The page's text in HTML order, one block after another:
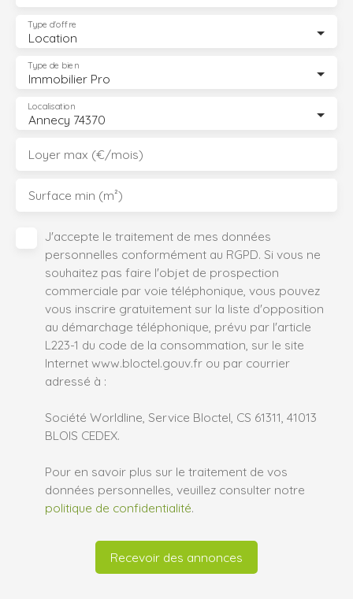
Location
Type d'offre
Immobilier Pro
Type de bien
Annecy 74370
Localisation
Loyer max (€/mois)
Surface min (m²)
J'accepte le traitement de mes données
personnelles conformément au RGPD. Si vous ne
souhaitez pas faire l'objet de prospection
commerciale par voie téléphonique, vous pouvez
vous inscrire gratuitement sur la liste d'opposition
au démarchage téléphonique, prévu par l'article
L223-1 du code de la consommation, sur le site
Internet www.bloctel.gouv.fr ou par courrier
adressé à :
Société Worldline, Service Bloctel, CS 61311, 41013
BLOIS CEDEX.
Pour en savoir plus sur le traitement de vos
données personnelles, veuillez consulter notre
politique de confidentialité.
Recevoir des annonces